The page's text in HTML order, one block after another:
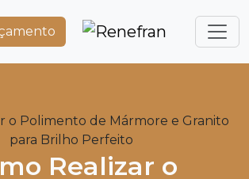
o Polimento de Mármore e Granito
para Brilho Perfeito
Realizar o